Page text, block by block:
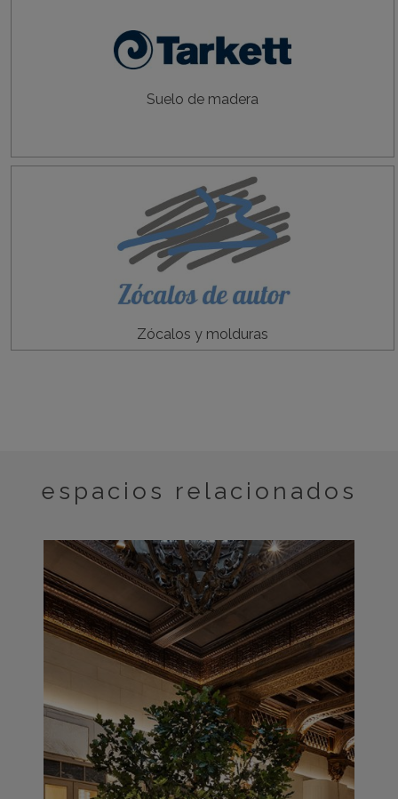
Suelo de madera
Zócalos y molduras
espacios relacionados